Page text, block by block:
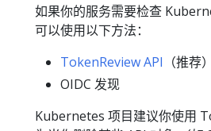
如果你的服务需要检查
可以使用以下方法：
TokenReview API （推荐）
OIDC 发现
Kubernetes 项目建议你使用